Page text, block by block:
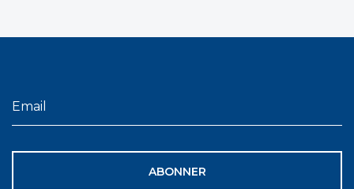
ABONNER